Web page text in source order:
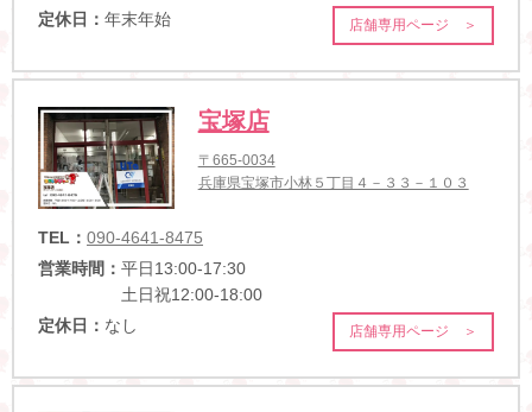
定休日： 年末年始 店舗専用ページ ＞
宝塚店
〒665-0034
兵庫県宝塚市小林５丁目４－３３－１０３
TEL： 090-4641-8475
営業時間： 平日13:00-17:30
土日祝12:00-18:00
定休日： なし 店舗専用ページ ＞